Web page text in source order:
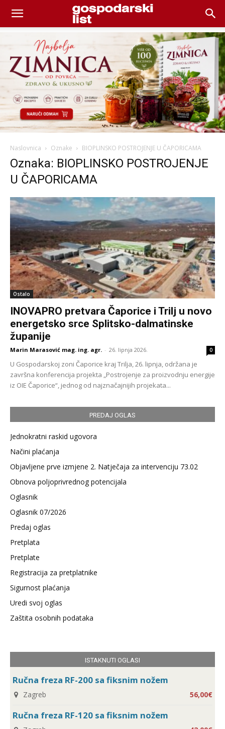
Naslovnica Oznake BIOPLINSKO POSTROJENJE U ČAPORICAMA
Oznaka: BIOPLINSKO POSTROJENJE
U ČAPORICAMA
Ostalo
INOVAPRO pretvara Čaporice i Trilj u novo
energetsko srce Splitsko-dalmatinske
županije
Marin Marasović mag. ing. agr. - 26. lipnja 2026. 0
U Gospodarskoj zoni Čaporice kraj Trilja, 26. lipnja, održana je
završna konferencija projekta „Postrojenje za proizvodnju energije
iz OIE Čaporice“, jednog od najznačajnijih projekata...
PREDAJ OGLAS
Jednokratni raskid ugovora
Načini plaćanja
Objavljene prve izmjene 2. Natječaja za intervenciju 73.02
Obnova poljoprivrednog potencijala
Oglasnik
Oglasnik 07/2026
Predaj oglas
Pretplata
Pretplate
Registracija za pretplatnike
Sigurnost plaćanja
Uredi svoj oglas
Zaštita osobnih podataka
ISTAKNUTI OGLASI
Ručna freza RF-200 sa fiksnim nožem
Zagreb 56,00€
Ručna freza RF-120 sa fiksnim nožem